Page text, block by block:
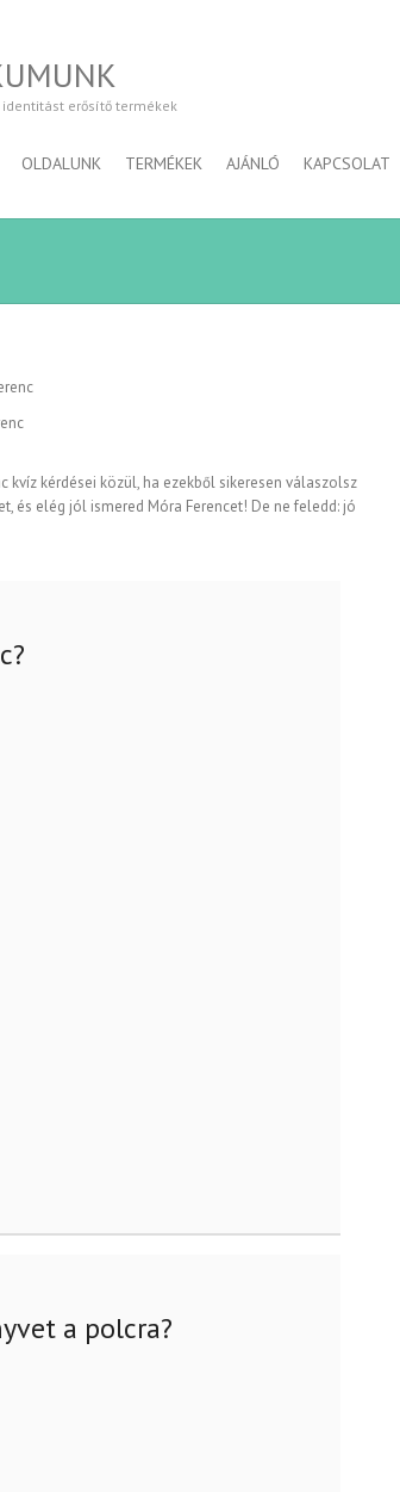
erősítő termékek
OLDALUNK TERMÉKEK AJÁNLÓ KAPCSOLAT
kvíz kérdései közül, ha ezekből sikeresen válaszolsz
és elég jól ismered Móra Ferencet! De ne feledd: jó
a polcra?